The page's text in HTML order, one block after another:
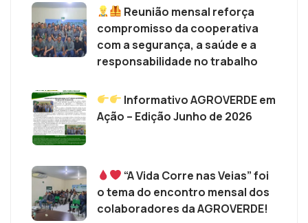
Reunião mensal reforça
compromisso da cooperativa
com a segurança, a saúde e a
responsabilidade no trabalho
Informativo AGROVERDE em
Ação – Edição Junho de 2026
“A Vida Corre nas Veias” foi
o tema do encontro mensal dos
colaboradores da AGROVERDE!